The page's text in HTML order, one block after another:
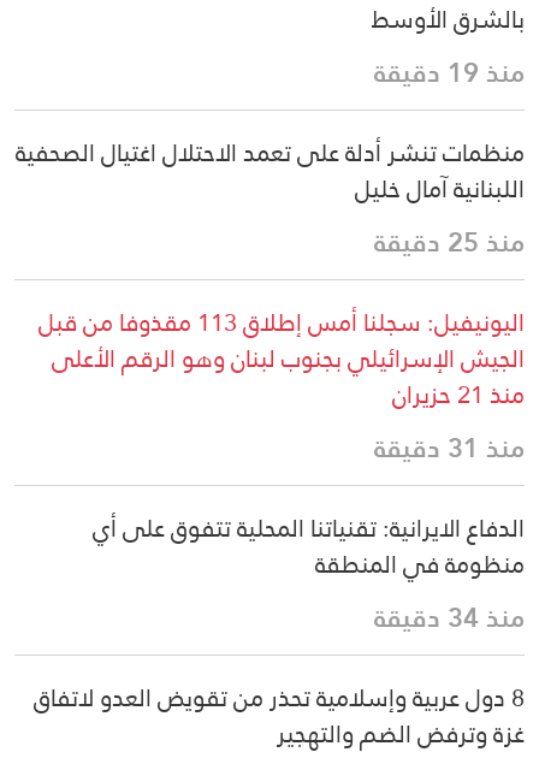
بالشرق الأوسط
منذ 19 دقيقة
منظمات تنشر أدلة على تعمد الاحتلال اغتيال الصحفية
اللبنانية آمال خليل
منذ 25 دقيقة
اليونيفيل: سجلنا أمس إطلاق 113 مقذوفا من قبل
الجيش الإسرائيلي بجنوب لبنان وهو الرقم الأعلى
منذ 21 حزيران
منذ 31 دقيقة
الدفاع الايرانية: تقنياتنا المحلية تتفوق على أي
منظومة في المنطقة
منذ 34 دقيقة
8 دول عربية وإسلامية تحذر من تقويض العدو لاتفاق
غزة وترفض الضم والتهجير